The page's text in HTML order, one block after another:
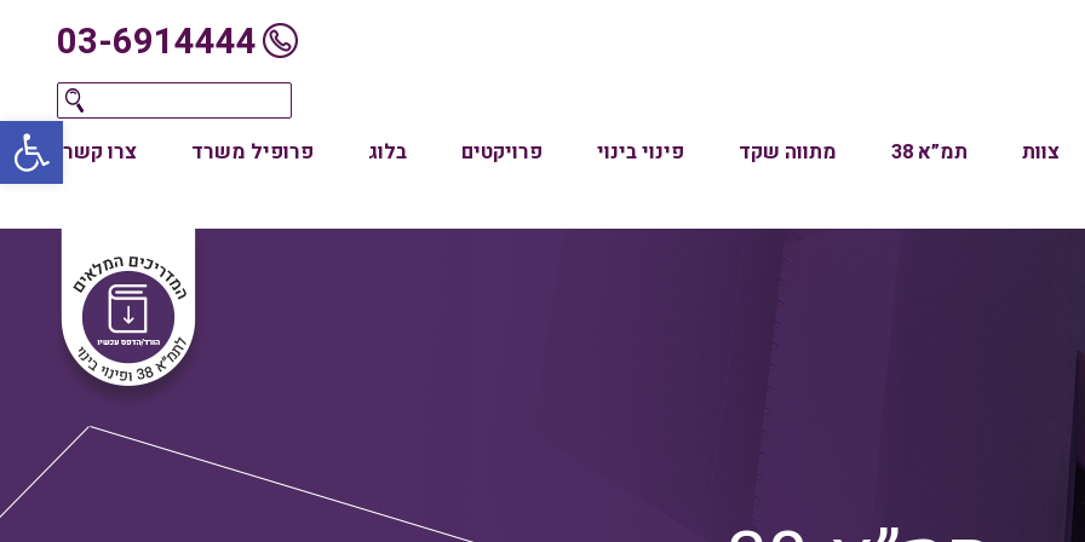
03-6914444
צוות תמ”א 38 מתווה שקד פינוי בינוי פרויקטים בלוג פרופיל משרד צרו קשר